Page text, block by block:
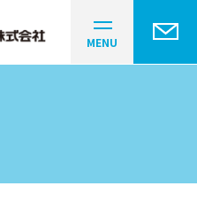
CLOSE
MENU